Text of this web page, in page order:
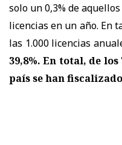
solo un 0,3% de
licencias en un año. En
las 1.000 licencias
39,8%. En total, de
país se han